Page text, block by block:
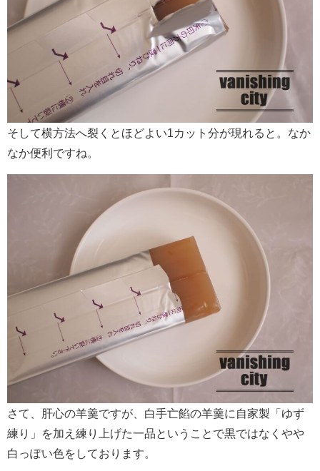
そして横方法へ裂くとほどよい1カット分が現れると。なか
なか便利ですね。
さて、肝心の羊羹ですが、白手亡餡の羊羹に自家製「ゆず
練り」を加え練り上げた一品ということで黒ではなくやや
白っぽい色をしております。